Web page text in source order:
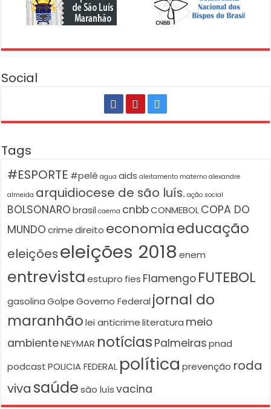
Social
Tags
#ESPORTE #pelé agua aids aleitamento materno alexandre
almeida arquidiocese de são luís. ação social
BOLSONARO brasil caema cnbbCONMEBOLCOPA DO
MUNDO crime direito economiaeducação
eleiçõeseleições 2018 enem
entrevista estupro fies Flamengo FUTEBOL
gasolina Golpe Governo Federal jornal do
maranhão lei anticrime literatura meio
ambienteNEYMAR notícias Palmeiras pnad
podcast POLICIA FEDERAL política prevenção roda
viva saúde são luís vacina